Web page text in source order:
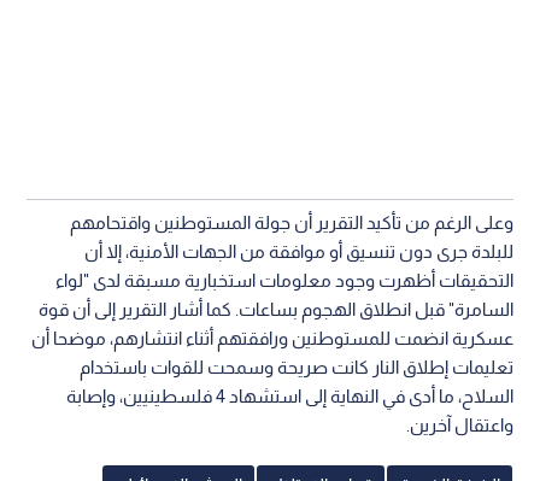
وعلى الرغم من تأكيد التقرير أن جولة المستوطنين واقتحامهم
للبلدة جرى دون تنسيق أو موافقة من الجهات الأمنية، إلا أن
التحقيقات أظهرت وجود معلومات استخبارية مسبقة لدى "لواء
السامرة" قبل انطلاق الهجوم بساعات. كما أشار التقرير إلى أن قوة
عسكرية انضمت للمستوطنين ورافقتهم أثناء انتشارهم، موضحا أن
تعليمات إطلاق النار كانت صريحة وسمحت للقوات باستخدام
السلاح، ما أدى في النهاية إلى استشهاد 4 فلسطينيين، وإصابة
واعتقال آخرين.